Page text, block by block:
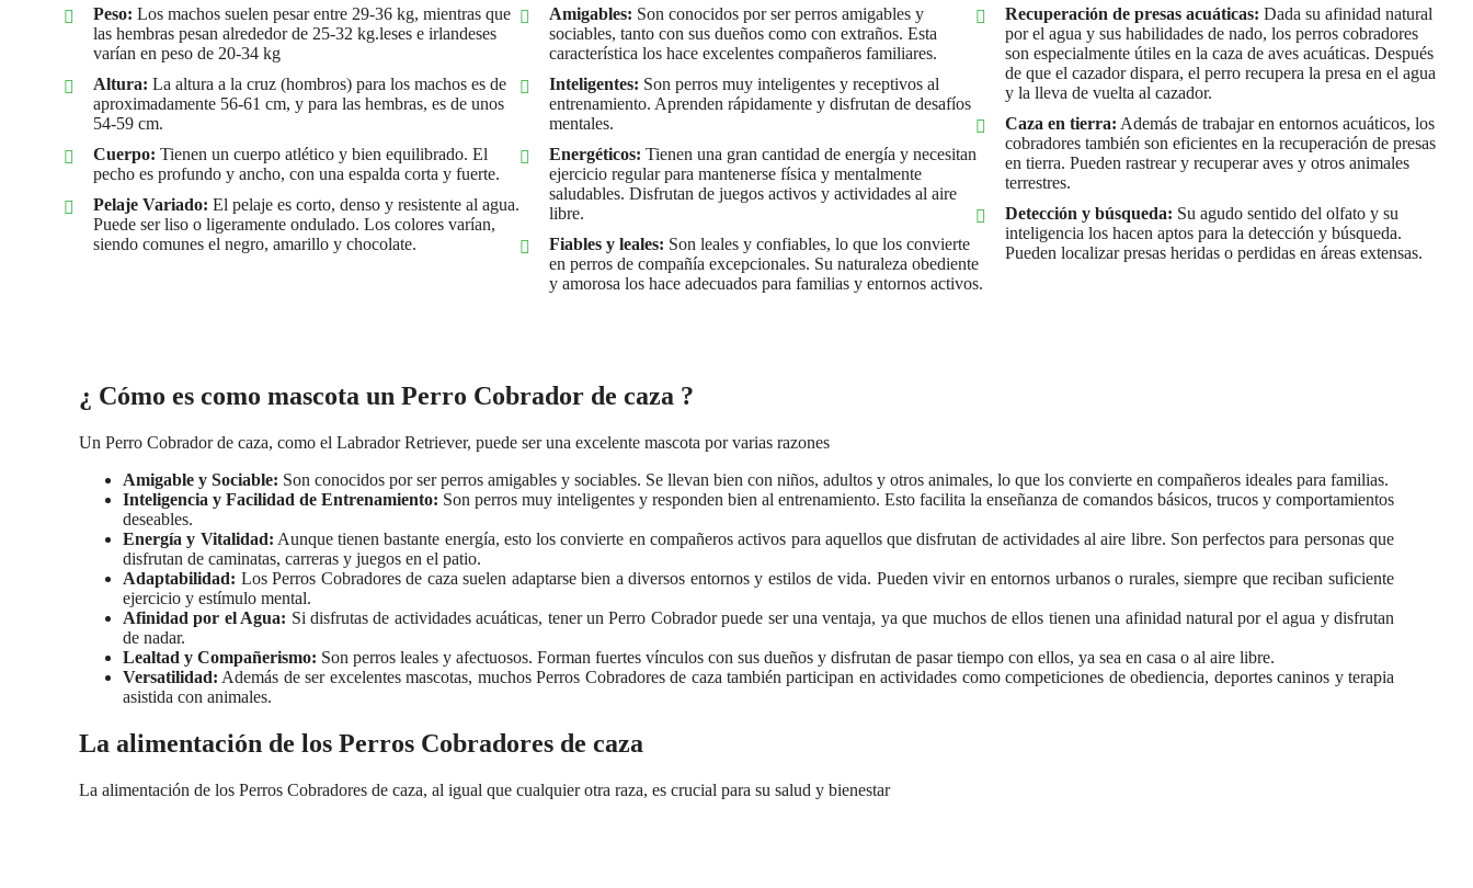
Peso: Los machos suelen pesar entre 29-36 kg, mientras que
las hembras pesan alrededor de 25-32 kg.leses e irlandeses
varían en peso de 20-34 kg
Altura: La altura a la cruz (hombros) para los machos es de
aproximadamente 56-61 cm, y para las hembras, es de unos
54-59 cm.
Cuerpo: Tienen un cuerpo atlético y bien equilibrado. El
pecho es profundo y ancho, con una espalda corta y fuerte.
Pelaje Variado: El pelaje es corto, denso y resistente al agua.
Puede ser liso o ligeramente ondulado. Los colores varían,
siendo comunes el negro, amarillo y chocolate.
Amigables: Son conocidos por ser perros amigables y
sociables, tanto con sus dueños como con extraños. Esta
característica los hace excelentes compañeros familiares.
Inteligentes: Son perros muy inteligentes y receptivos al
entrenamiento. Aprenden rápidamente y disfrutan de desafíos
mentales.
Energéticos: Tienen una gran cantidad de energía y necesitan
ejercicio regular para mantenerse física y mentalmente
saludables. Disfrutan de juegos activos y actividades al aire
libre.
Fiables y leales: Son leales y confiables, lo que los convierte
en perros de compañía excepcionales. Su naturaleza obediente
y amorosa los hace adecuados para familias y entornos activos.
Recuperación de presas acuáticas: Dada su afinidad natural
por el agua y sus habilidades de nado, los perros cobradores
son especialmente útiles en la caza de aves acuáticas. Después
de que el cazador dispara, el perro recupera la presa en el agua
y la lleva de vuelta al cazador.
Caza en tierra: Además de trabajar en entornos acuáticos, los
cobradores también son eficientes en la recuperación de presas
en tierra. Pueden rastrear y recuperar aves y otros animales
terrestres.
Detección y búsqueda: Su agudo sentido del olfato y su
inteligencia los hacen aptos para la detección y búsqueda.
Pueden localizar presas heridas o perdidas en áreas extensas.
¿ Cómo es como mascota un Perro Cobrador de caza ?
Un Perro Cobrador de caza, como el Labrador Retriever, puede ser una excelente mascota por varias razones
Amigable y Sociable: Son conocidos por ser perros amigables y sociables. Se llevan bien con niños, adultos y otros animales, lo que los convierte en compañeros ideales para familias.
Inteligencia y Facilidad de Entrenamiento: Son perros muy inteligentes y responden bien al entrenamiento. Esto facilita la enseñanza de comandos básicos, trucos y comportamientos
deseables.
Energía y Vitalidad: Aunque tienen bastante energía, esto los convierte en compañeros activos para aquellos que disfrutan de actividades al aire libre. Son perfectos para personas que
disfrutan de caminatas, carreras y juegos en el patio.
Adaptabilidad: Los Perros Cobradores de caza suelen adaptarse bien a diversos entornos y estilos de vida. Pueden vivir en entornos urbanos o rurales, siempre que reciban suficiente
ejercicio y estímulo mental.
Afinidad por el Agua: Si disfrutas de actividades acuáticas, tener un Perro Cobrador puede ser una ventaja, ya que muchos de ellos tienen una afinidad natural por el agua y disfrutan
de nadar.
Lealtad y Compañerismo: Son perros leales y afectuosos. Forman fuertes vínculos con sus dueños y disfrutan de pasar tiempo con ellos, ya sea en casa o al aire libre.
Versatilidad: Además de ser excelentes mascotas, muchos Perros Cobradores de caza también participan en actividades como competiciones de obediencia, deportes caninos y terapia
asistida con animales.
La alimentación de los Perros Cobradores de caza
La alimentación de los Perros Cobradores de caza, al igual que cualquier otra raza, es crucial para su salud y bienestar